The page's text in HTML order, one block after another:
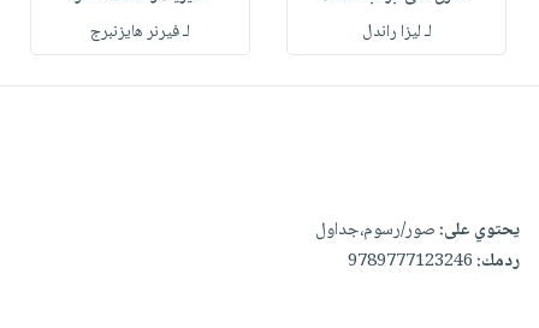
لـ ليزا راندل
لـ فيرنر هايزنبرج
يحتوي على:صور/رسوم،جداول
ردمك:9789777123246